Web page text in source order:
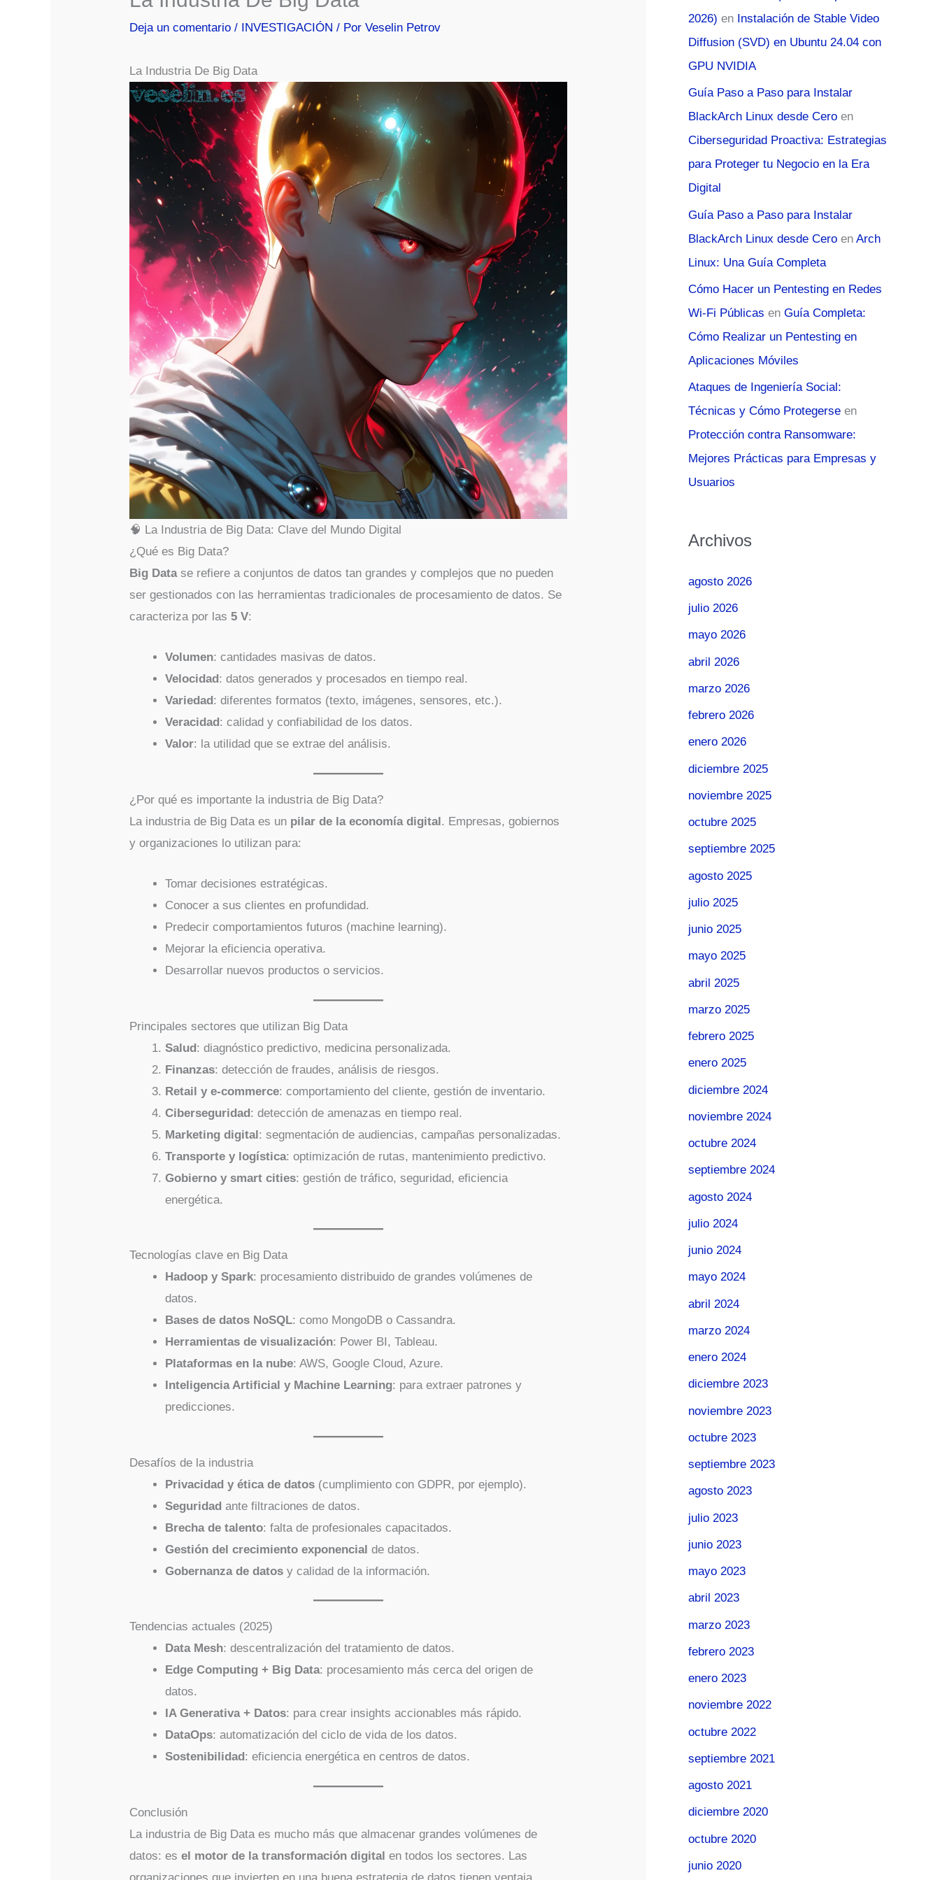
Deja un comentario / INVESTIGACIÓN / PorVeselin Petrov
La Industria De Big Data
🧠 La Industria de Big Data: Clave del Mundo Digital
¿Qué es Big Data?
Big Datase refiere a conjuntos de datos tan grandes y complejos que no pueden
ser gestionados con las herramientas tradicionales de procesamiento de datos. Se
caracteriza por las5 V:
Volumen: cantidades masivas de datos.
Velocidad : datos generados y procesados en tiempo real.
Variedad : diferentes formatos (texto, imágenes, sensores, etc.).
Veracidad : calidad y confiabilidad de los datos.
Valor: la utilidad que se extrae del análisis.
¿Por qué es importante la industria de Big Data?
La industria de Big Data es un pilar de la economía digital. Empresas, gobiernos
y organizaciones lo utilizan para:
Tomar decisiones estratégicas.
Conocer a sus clientes en profundidad.
Predecir comportamientos futuros (machine learning).
Mejorar la eficiencia operativa.
Desarrollar nuevos productos o servicios.
Principales sectores que utilizan Big Data
Salud: diagnóstico predictivo, medicina personalizada.
Finanzas: detección de fraudes, análisis de riesgos.
Retail y e-commerce: comportamiento del cliente, gestión de inventario.
Ciberseguridad: detección de amenazas en tiempo real.
Marketing digital: segmentación de audiencias, campañas personalizadas.
Transporte y logística: optimización de rutas, mantenimiento predictivo.
Gobierno y smart cities: gestión de tráfico, seguridad, eficiencia
energética.
Tecnologías clave en Big Data
Hadoop y Spark: procesamiento distribuido de grandes volúmenes de
datos.
Bases de datos NoSQL: como MongoDB o Cassandra.
Herramientas de visualización: Power BI, Tableau.
Plataformas en la nube: AWS, Google Cloud, Azure.
Inteligencia Artificial y Machine Learning: para extraer patrones y
predicciones.
Desafíos de la industria
Privacidad y ética de datos (cumplimiento con GDPR, por ejemplo).
Seguridad ante filtraciones de datos.
Brecha de talento: falta de profesionales capacitados.
Gestión del crecimiento exponencial de datos.
Gobernanza de datos y calidad de la información.
Tendencias actuales (2025)
Data Mesh: descentralización del tratamiento de datos.
Edge Computing + Big Data: procesamiento más cerca del origen de
datos.
IA Generativa + Datos: para crear insights accionables más rápido.
DataOps: automatización del ciclo de vida de los datos.
Sostenibilidad: eficiencia energética en centros de datos.
Conclusión
La industria de Big Data es mucho más que almacenar grandes volúmenes de
datos: esel motor de la transformación digital en todos los sectores. Las
organizaciones que invierten en una buena estrategia de datos tienen ventaja
2026) en Instalación de Stable Video
Diffusion (SVD) en Ubuntu 24.04 con
GPU NVIDIA
Guía Paso a Paso para Instalar
BlackArch Linux desde Cero en
Ciberseguridad Proactiva: Estrategias
para Proteger tu Negocio en la Era
Digital
Guía Paso a Paso para Instalar
BlackArch Linux desde Cero en Arch
Linux: Una Guía Completa
Cómo Hacer un Pentesting en Redes
Wi-Fi Públicas en Guía Completa:
Cómo Realizar un Pentesting en
Aplicaciones Móviles
Ataques de Ingeniería Social:
Técnicas y Cómo Protegerse en
Protección contra Ransomware:
Mejores Prácticas para Empresas y
Usuarios
Archivos
agosto 2026
julio 2026
mayo 2026
abril 2026
marzo 2026
febrero 2026
enero 2026
diciembre 2025
noviembre 2025
octubre 2025
septiembre 2025
agosto 2025
julio 2025
junio 2025
mayo 2025
abril 2025
marzo 2025
febrero 2025
enero 2025
diciembre 2024
noviembre 2024
octubre 2024
septiembre 2024
agosto 2024
julio 2024
junio 2024
mayo 2024
abril 2024
marzo 2024
enero 2024
diciembre 2023
noviembre 2023
octubre 2023
septiembre 2023
agosto 2023
julio 2023
junio 2023
mayo 2023
abril 2023
marzo 2023
febrero 2023
enero 2023
noviembre 2022
octubre 2022
septiembre 2021
agosto 2021
diciembre 2020
octubre 2020
junio 2020